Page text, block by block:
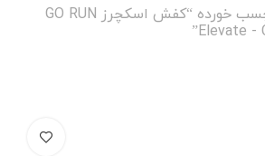
محصولات برچسب خورده “کفش اسکچرز GO RUN
Elevate -